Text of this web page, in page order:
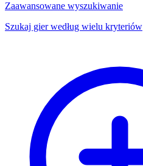
Zaawansowane wyszukiwanie
Szukaj gier według wielu kryteriów